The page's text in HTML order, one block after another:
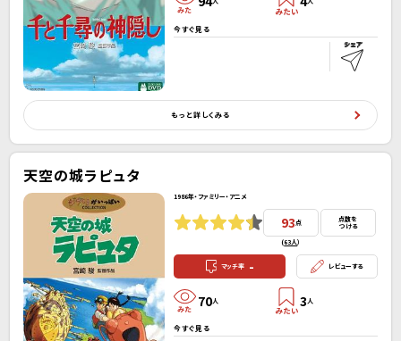
今すぐ見る
もっと詳しくみる
天空の城ラピュタ
1986年・ファミリー・アニメ
93点
(63人）
点数を
つける
マッチ率 - レビューする
70人 3人
今すぐ見る